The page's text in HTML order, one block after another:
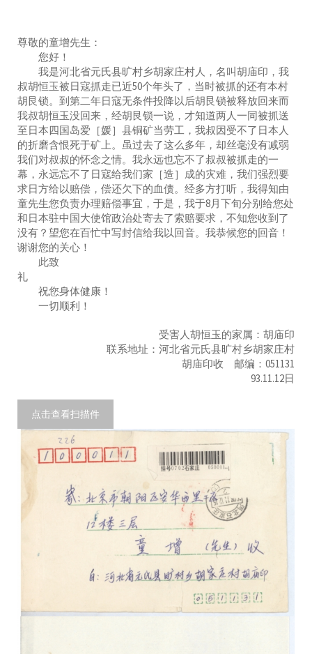
尊敬的童增先生：
您好！
我是河北省元氏县旷村乡胡家庄村人，名叫胡庙印，我
叔胡恒玉被日寇抓走已近50个年头了，当时被抓的还有本村
胡艮锁。到第二年日寇无条件投降以后胡艮锁被释放回来而
我叔胡恒玉没回来，经胡艮锁一说，才知道两人一同被抓送
至日本四国岛爱［媛］县铜矿当劳工，我叔因受不了日本人
的折磨含恨死于矿上。虽过去了这么多年，却丝毫没有减弱
我们对叔叔的怀念之情。我永远也忘不了叔叔被抓走的一
幕，永远忘不了日寇给我们家［造］成的灾难，我们强烈要
求日方给以赔偿，偿还欠下的血债。经多方打听，我得知由
童先生您负责办理赔偿事宜，于是，我于8月下旬分别给您处
和日本驻中国大使馆政治处寄去了索赔要求，不知您收到了
没有？望您在百忙中写封信给我以回音。我恭候您的回音！
谢谢您的关心！
此致
礼
祝您身体健康！
一切顺利！
受害人胡恒玉的家属：胡庙印
联系地址：河北省元氏县旷村乡胡家庄村
胡庙印收 邮编：051131
93.11.12日